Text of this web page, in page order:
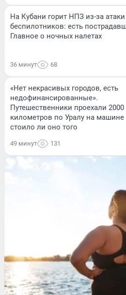
На Кубани горит НПЗ из-за атаки
беспилотников: есть
Главное о ночных налетах
36 минут 68
«Нет некрасивых городов, есть
недофинансированные».
Путешественники проехали 2000
километров по Уралу на
стоило ли оно того
49 минут 131